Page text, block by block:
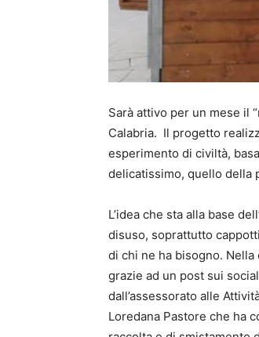
Sarà attivo per un mese il
Calabria. Il progetto
esperimento di civiltà,
delicatissimo, quello della
L’idea che sta alla base
disuso, soprattutto
di chi ne ha bisogno.
grazie ad un post sui
dall’assessorato alle
Loredana Pastore che ha